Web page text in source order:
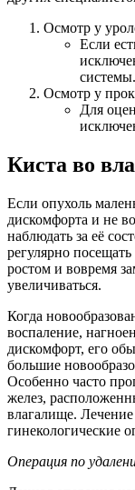
Осмотр у
Если
системы.
Осмотр у
Для
Киста во
Если опухоль
дискомфорта и не
наблюдать за её
регулярно
ростом и вовремя
увеличиваться.
Когда
воспаление,
дискомфорт, его
большие
Особенно часто
желез,
влагалище.
гинекологические
Операция по